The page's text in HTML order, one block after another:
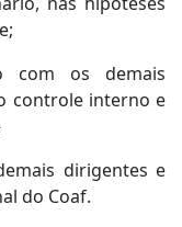
com os demais
controle interno e
dirigentes e
do Coaf.